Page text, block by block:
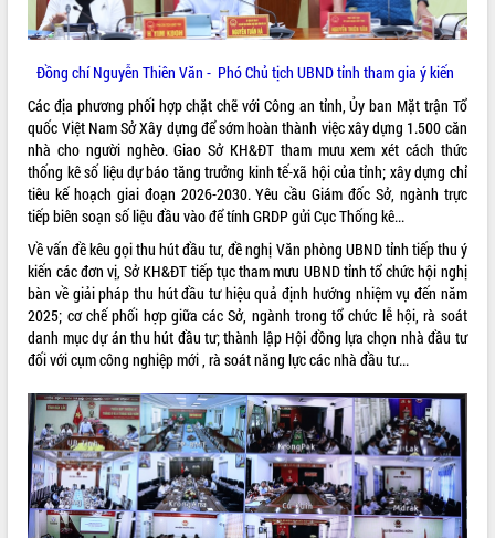
Đồng chí Nguyễn Thiên Văn - Phó Chủ tịch UBND tỉnh tham gia ý kiến
Các địa phương phối hợp chặt chẽ với Công an tỉnh, Ủy ban Mặt trận Tổ
quốc Việt Nam Sở Xây dựng để sớm hoàn thành việc xây dựng 1.500 căn
nhà cho người nghèo. Giao Sở KH&ĐT tham mưu xem xét cách thức
thống kê số liệu dự báo tăng trưởng kinh tế-xã hội của tỉnh; xây dựng chỉ
tiêu kế hoạch giai đoạn 2026-2030. Yêu cầu Giám đốc Sở, ngành trực
tiếp biên soạn số liệu đầu vào để tính GRDP gửi Cục Thống kê...
Về vấn đề kêu gọi thu hút đầu tư, đề nghị Văn phòng UBND tỉnh tiếp thu ý
kiến các đơn vị, Sở KH&ĐT tiếp tục tham mưu UBND tỉnh tổ chức hội nghị
bàn về giải pháp thu hút đầu tư hiệu quả định hướng nhiệm vụ đến năm
2025; cơ chế phối hợp giữa các Sở, ngành trong tổ chức lễ hội, rà soát
danh mục dự án thu hút đầu tư; thành lập Hội đồng lựa chọn nhà đầu tư
đối với cụm công nghiệp mới , rà soát năng lực các nhà đầu tư...